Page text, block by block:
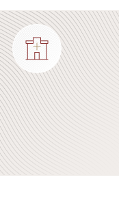
Подробнее о программе